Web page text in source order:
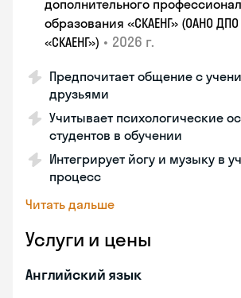
дополнительного
образования «СКАЕНГ» (ОАНО ДПО
«СКАЕНГ») • 2026 г.
Предпочитает общение с
друзьями
Учитывает психологические
студентов в обучении
Интегрирует йогу и музыку в
процесс
Читать дальше
Услуги и цены
Английский язык